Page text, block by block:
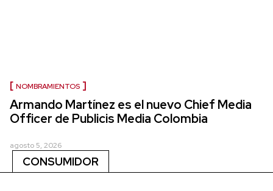
NOMBRAMIENTOS
Armando Martínez es el nuevo Chief Media
Officer de Publicis Media Colombia
agosto 5, 2026
CONSUMIDOR